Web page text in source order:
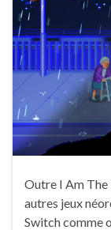
Outre I Am The
autres jeux
Switch comme